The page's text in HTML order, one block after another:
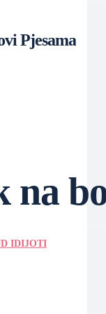
Pjesama
na
IDIJOTI